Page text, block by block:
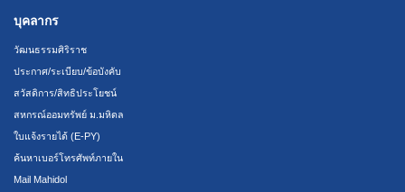
บุคลากร
วัฒนธรรมศิริราช
ประกาศ/ระเบียบ/ข้อบังคับ
สวัสดิการ/สิทธิประโยชน์
สหกรณ์ออมทรัพย์ ม.มหิดล
ใบแจ้งรายได้ (E-PY)
ค้นหาเบอร์โทรศัพท์ภายใน
Mail Mahidol